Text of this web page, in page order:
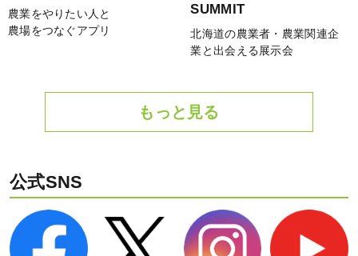
農業をやりたい人と
農場をつなぐアプリ
SUMMIT
北海道の農業者・農業関連企
業と出会える展示会
もっと見る
公式SNS